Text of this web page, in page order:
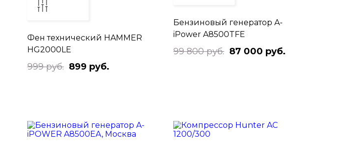
Фен технический HAMMER
HG2000LE
999 руб. 899 руб.
Бензиновый генератор A-
iPower A8500TFE
99 800 руб. 87 000 руб.